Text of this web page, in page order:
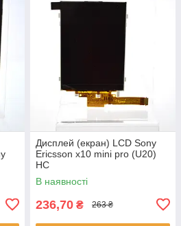
Дисплей (екран) LCD Sony
Ericsson x10 mini pro (U20)
HC
В наявності
236,70 ₴ 263 ₴